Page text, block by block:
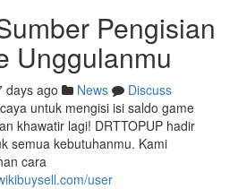
Pengisian
Unggulanmu
days ago News
Discuss
untuk mengisi isi saldo game
khawatir lagi! DRTTOPUP hadir
semua kebutuhanmu. Kami
cara
user